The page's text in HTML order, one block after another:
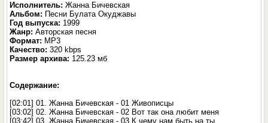
Исполнитель: Жанна Бичевская
Альбом: Песни Булата Окуджавы
Год выпуска: 1999
Жанр: Авторская песня
Формат: MP3
Качество: 320 kbps
Размер архива: 125.23 мб
Содержание:
[02:01] 01. Жанна Бичевская - 01 Живописцы
[03:02] 02. Жанна Бичевская - 02 Вот так она любит меня
[03:42] 03. Жанна Бичевская - 03 К чему нам быть на ты